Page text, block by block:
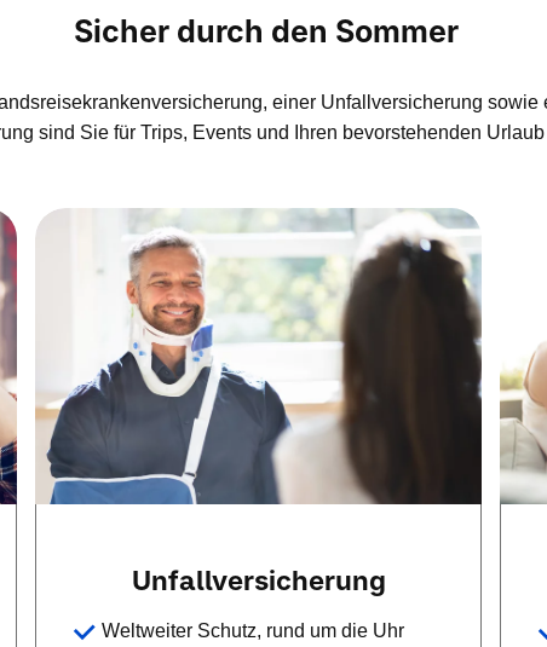
Sicher durch den Sommer
einer Unfallversicherung sowie
sind Sie für Trips, Events und Ihren bevorstehenden
Unfallversicherung
Weltweiter Schutz, rund um die Uhr